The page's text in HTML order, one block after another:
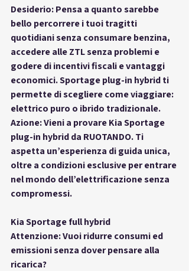
Desiderio: Pensa a quanto sarebbe
bello percorrere i tuoi tragitti
quotidiani senza consumare benzina,
accedere alle ZTL senza problemi e
godere di incentivi fiscali e vantaggi
economici. Sportage plug-in hybrid ti
permette di scegliere come viaggiare:
elettrico puro o ibrido tradizionale.
Azione: Vieni a provare Kia Sportage
plug-in hybrid da RUOTANDO. Ti
aspetta un’esperienza di guida unica,
oltre a condizioni esclusive per entrare
nel mondo dell’elettrificazione senza
compromessi.
Kia Sportage full hybrid
Attenzione: Vuoi ridurre consumi ed
emissioni senza dover pensare alla
ricarica?